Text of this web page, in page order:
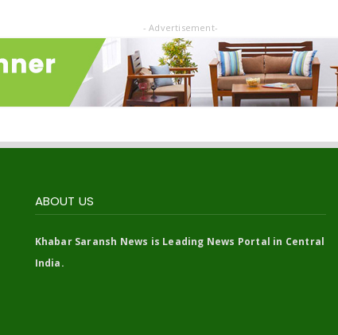
- Advertisement-
ABOUT US
Khabar Saransh News is Leading News Portal in Central
India.